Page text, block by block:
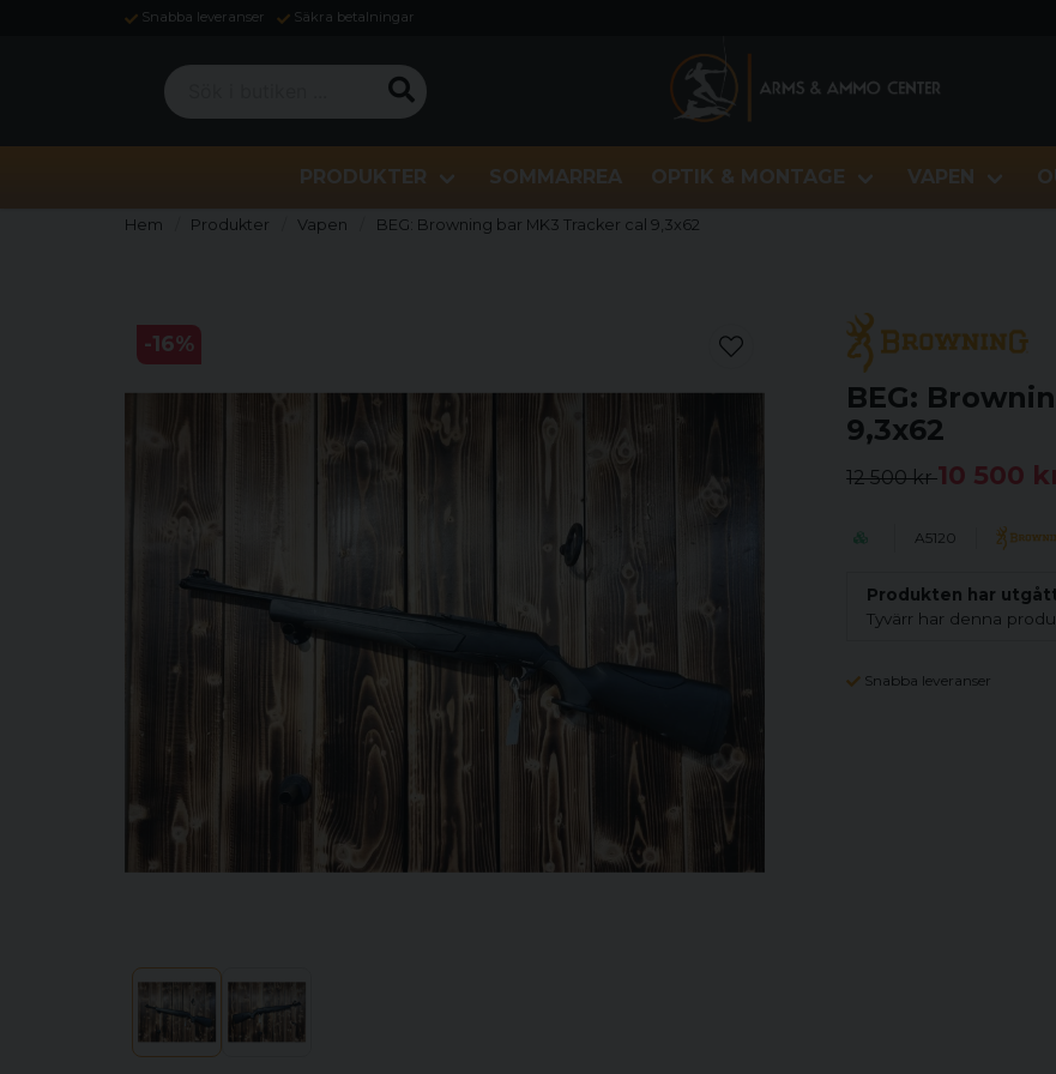
Snabba leveranser Säkra betalningar
Sök i butiken ...
PRODUKTER SOMMARREA OPTIK & MONTAGE VAPEN
Hem Produkter Vapen BEG: Browning bar MK3 Tracker cal 9,3x62
-16%
BEG:
9,3x62
12 500 kr10 500
A5120
Produkten har
Tyvärr har denna
Snabba leveranser